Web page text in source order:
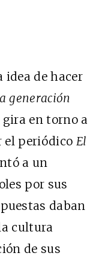
idea de hacer
generación
gira en torno a
el periódico El
a un
por sus
daban
cultura
de sus